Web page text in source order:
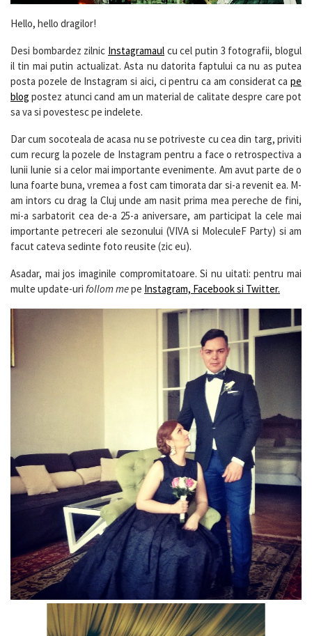
Hello, hello dragilor!
Desi bombardez zilnic Instagramaul cu cel putin 3 fotografii, blogul
il tin mai putin actualizat. Asta nu datorita faptului ca nu as putea
posta pozele de Instagram si aici, ci pentru ca am considerat ca pe
blog postez atunci cand am un material de calitate despre care pot
sa va si povestesc pe indelete.
Dar cum socoteala de acasa nu se potriveste cu cea din targ, priviti
cum recurg la pozele de Instagram pentru a face o retrospectiva a
lunii Iunie si a celor mai importante evenimente. Am avut parte de o
luna foarte buna, vremea a fost cam timorata dar si-a revenit ea. M-
am intors cu drag la Cluj unde am nasit prima mea pereche de fini,
mi-a sarbatorit cea de-a 25-a aniversare, am participat la cele mai
importante petreceri ale sezonului (VIVA si MoleculeF Party) si am
facut cateva sedinte foto reusite (zic eu).
Asadar, mai jos imaginile compromitatoare. Si nu uitati: pentru mai
multe update-uri follom mepe Instagram, Facebook si Twitter.